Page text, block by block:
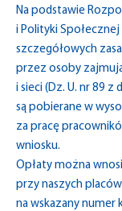
Na podstawie
i Polityki
szczegółowych
przez osoby
i sieci (Dz. U. nr 89 z
są pobierane w
za pracę
wniosku.
Opłaty można
przy naszych
na wskazany numer